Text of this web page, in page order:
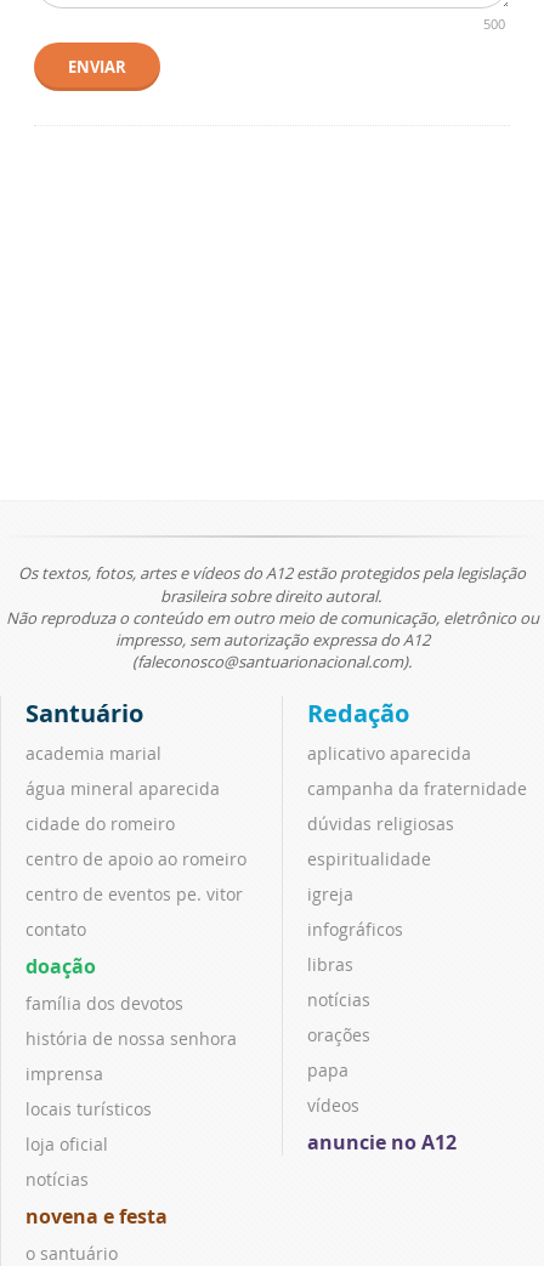
500
ENVIAR
Os textos, fotos, artes e vídeos do A12 estão protegidos pela legislação
brasileira sobre direito autoral.
Não reproduza o conteúdo em outro meio de comunicação, eletrônico ou
impresso, sem autorização expressa do A12
(faleconosco@santuarionacional.com).
Santuário
academia marial
água mineral aparecida
cidade do romeiro
centro de apoio ao romeiro
centro de eventos pe. vitor
contato
doação
família dos devotos
história de nossa senhora
imprensa
locais turísticos
loja oficial
notícias
novena e festa
o santuário
Redação
aplicativo aparecida
campanha da fraternidade
dúvidas religiosas
espiritualidade
igreja
infográficos
libras
notícias
orações
papa
vídeos
anuncie no A12